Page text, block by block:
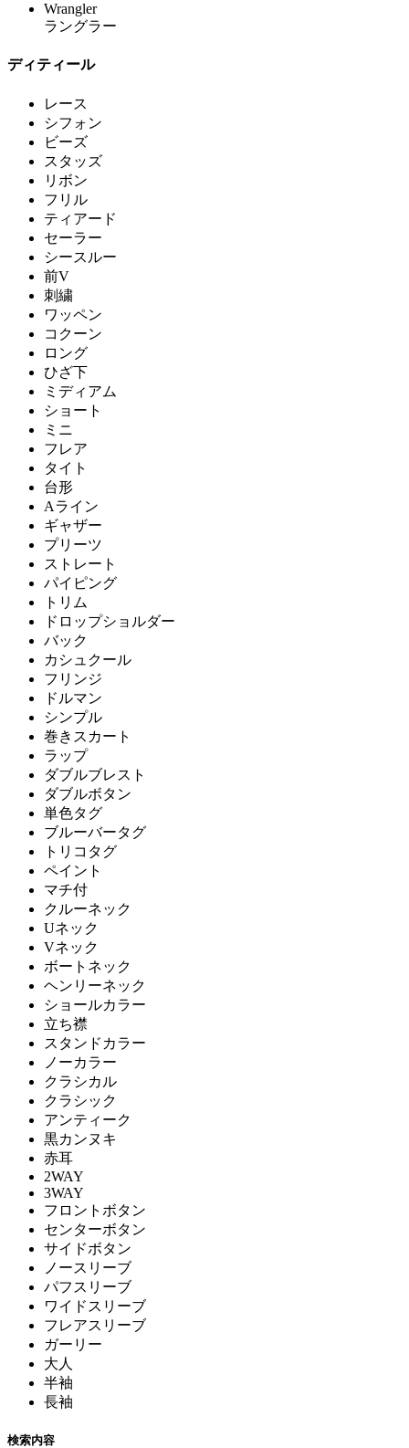
Wrangler
ラングラー
ディティール
レース
シフォン
ビーズ
スタッズ
リボン
フリル
ティアード
セーラー
シースルー
前V
刺繍
ワッペン
コクーン
ロング
ひざ下
ミディアム
ショート
ミニ
フレア
タイト
台形
Aライン
ギャザー
プリーツ
ストレート
パイピング
トリム
ドロップショルダー
バック
カシュクール
フリンジ
ドルマン
シンプル
巻きスカート
ラップ
ダブルブレスト
ダブルボタン
単色タグ
ブルーバータグ
トリコタグ
ペイント
マチ付
クルーネック
Uネック
Vネック
ボートネック
ヘンリーネック
ショールカラー
立ち襟
スタンドカラー
ノーカラー
クラシカル
クラシック
アンティーク
黒カンヌキ
赤耳
2WAY
3WAY
フロントボタン
センターボタン
サイドボタン
ノースリーブ
パフスリーブ
ワイドスリーブ
フレアスリーブ
ガーリー
大人
半袖
長袖
検索内容